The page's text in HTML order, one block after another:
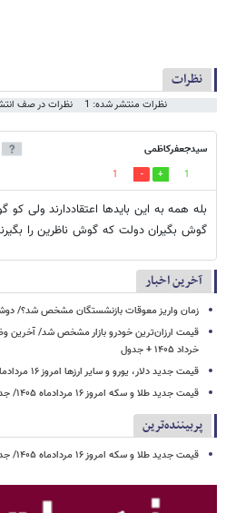
نظرات
نظرات منتشر شده: 1 نظرات در صف
سیدجعفرکاظمی
1
1
بله همه به این بایدها اعتقاددارند ولی
گوش بگیران دولت که گوش ناظرین را
آخرین اخبار
زمان واریز معوقات بازنشستگان مشخص شد؟/
خرداد ۱۴۰۵ + جدول
قیمت جدید دلار، یورو و سایر ارزها امروز ۱۶ مردادماه ۱۴۰۵/ جدول
قیمت جدید طلا و سکه امروز ۱۶ مردادماه ۱۴۰۵/ جدول
پربیننده‌ترین
قیمت جدید طلا و سکه امروز ۱۶ مردادماه ۱۴۰۵/ جدول